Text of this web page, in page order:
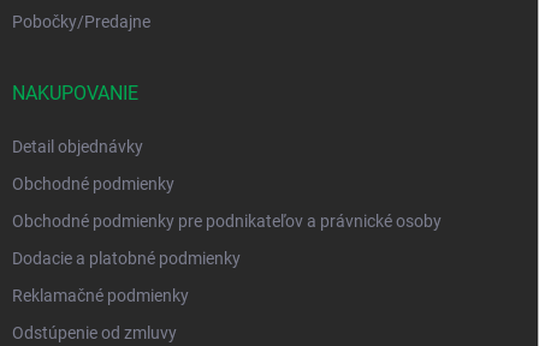
Pobočky/Predajne
NAKUPOVANIE
Detail objednávky
Obchodné podmienky
Obchodné podmienky pre podnikateľov a právnické osoby
Dodacie a platobné podmienky
Reklamačné podmienky
Odstúpenie od zmluvy